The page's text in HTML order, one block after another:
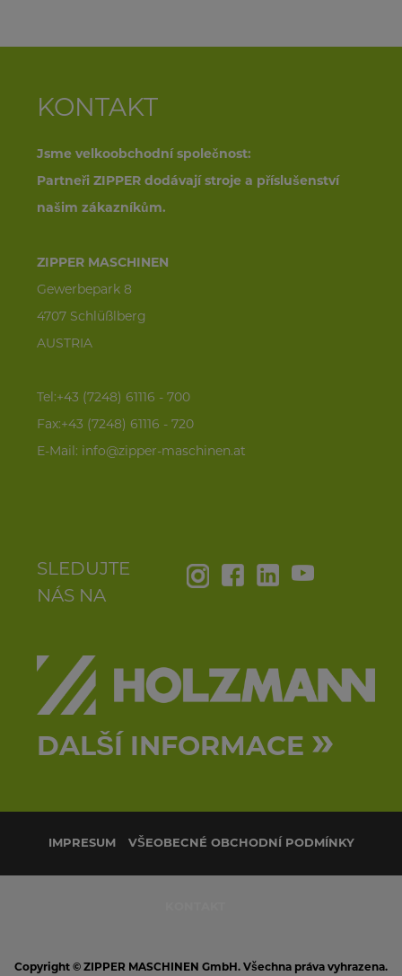
KONTAKT
Jsme velkoobchodní společnost:
Partneři ZIPPER dodávají stroje a příslušenství
našim zákazníkům.
ZIPPER MASCHINEN
Gewerbepark 8
4707 Schlüßlberg
AUSTRIA
Tel:+43 (7248) 61116 - 700
Fax:+43 (7248) 61116 - 720
E-Mail: info@zipper-maschinen.at
SLEDUJTE
NÁS NA
DALŠÍ INFORMACE »
IMPRESUM VŠEOBECNÉ OBCHODNÍ PODMÍNKY
Copyright © ZIPPER MASCHINEN GmbH. Všechna práva vyhrazena.